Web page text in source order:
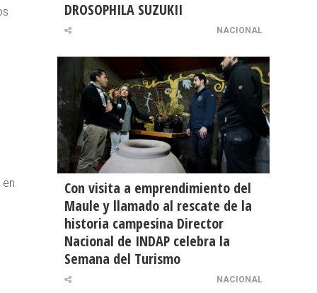
DROSOPHILA SUZUKII
NACIONAL
Con visita a emprendimiento del
Maule y llamado al rescate de la
historia campesina Director
Nacional de INDAP celebra la
Semana del Turismo
NACIONAL